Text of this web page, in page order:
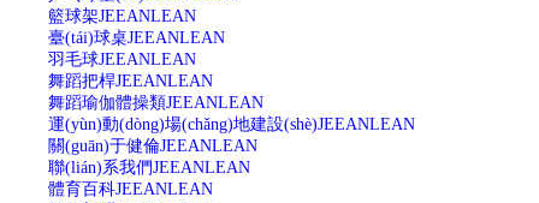
籃球架JEEANLEAN
臺(tái)球桌JEEANLEAN
羽毛球JEEANLEAN
舞蹈把桿JEEANLEAN
舞蹈瑜伽體操類JEEANLEAN
運(yùn)動(dòng)場(chǎng)地建設(shè)JEEANLEAN
關(guān)于健倫JEEANLEAN
聯(lián)系我們JEEANLEAN
體育百科JEEANLEAN